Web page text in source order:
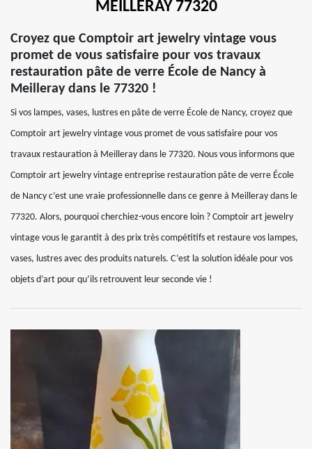
MEILLERAY 77320
Croyez que Comptoir art jewelry vintage vous
promet de vous satisfaire pour vos travaux
restauration pâte de verre École de Nancy à
Meilleray dans le 77320 !
Si vos lampes, vases, lustres en pâte de verre École de Nancy, croyez que
Comptoir art jewelry vintage vous promet de vous satisfaire pour vos
travaux restauration à Meilleray dans le 77320. Nous vous informons que
Comptoir art jewelry vintage entreprise restauration pâte de verre École
de Nancy c’est une vraie professionnelle dans ce genre à Meilleray dans le
77320. Alors, pourquoi cherchiez-vous encore loin ? Comptoir art jewelry
vintage vous le garantit à des prix très compétitifs et restaure vos lampes,
vases, lustres avec des produits naturels. C’est la solution idéale pour vos
objets d’art pour qu’ils retrouvent leur seconde vie !